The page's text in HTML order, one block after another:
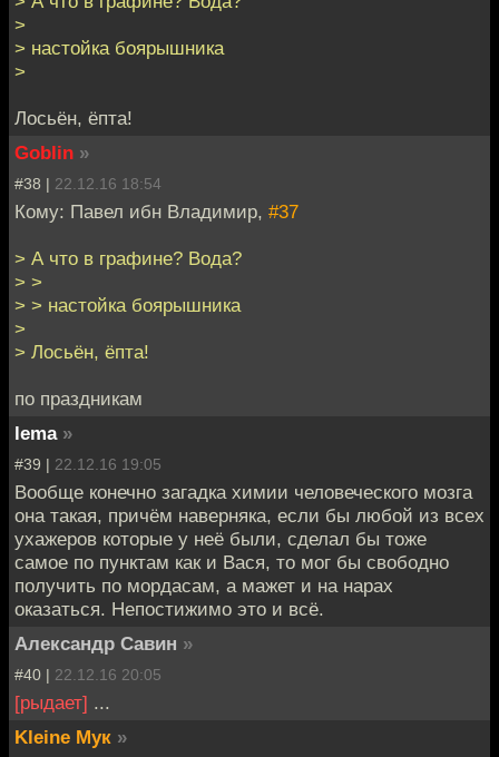
>
> настойка боярышника
>
Лосьён, ёпта!
Goblin »
#38 | 22.12.16 18:54
Кому: Павел ибн Владимир, #37
> А что в графине? Вода?
> >
> > настойка боярышника
>
> Лосьён, ёпта!
по праздникам
lema »
#39 | 22.12.16 19:05
Вообще конечно загадка химии человеческого мозга
она такая, причём наверняка, если бы любой из всех
ухажеров которые у неё были, сделал бы тоже
самое по пунктам как и Вася, то мог бы свободно
получить по мордасам, а мажет и на нарах
оказаться. Непостижимо это и всё.
Александр Савин »
#40 | 22.12.16 20:05
[рыдает] ...
Kleine Мук »